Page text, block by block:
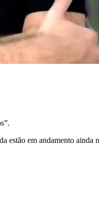
estão em andamento